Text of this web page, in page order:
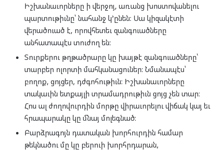
Իշխանաւորները ի վերջոյ, առանց խոստովանելու
պարտութիւնը՝ նահանջ կ’ընեն: Սա կիզակէտի
վերածուած է, որովհետեւ զանգուածները
անհատապէս տուժող են:
Տուրքերու թղթածրարը կը խայթէ զանգուածները՝
տարբեր ոլորտի մահկանացուներ: Նմանապէս՝
բողոք, ցոյցեր, դժգոհութիւն: Իշխանաւորները
տակաւին ետքայլի տրամադրութիւն ցոյց չեն տար:
Հոս ալ ժողովուրդին մորթը վիրաւորելու վիճակ կայ եւ
հրապարակը կը մնայ մոլեգնած:
Բարձրագոյն դատական խորհուրդին համար
թեկնածու մը կը բերուի խորհրդարան,